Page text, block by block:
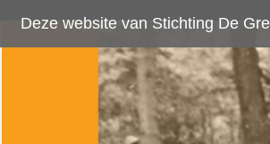
Deze website van Stichting De Greb gebruikt cookies